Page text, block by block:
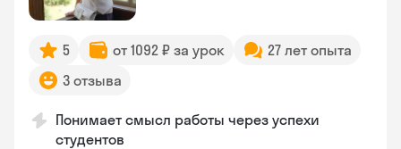
5 от 1092 ₽ за урок
27 лет опыта
3 отзыва
Понимает смысл работы через успехи
студентов